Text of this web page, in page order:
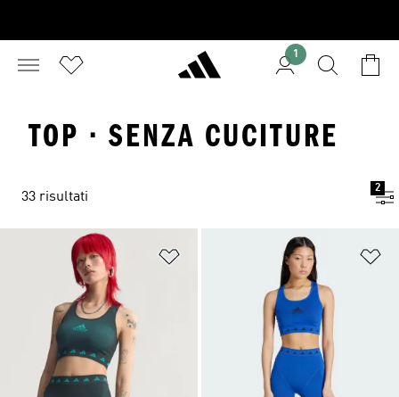
1
TOP · SENZA CUCITURE
33 risultati
2
Aggiungi alla lista dei desideri